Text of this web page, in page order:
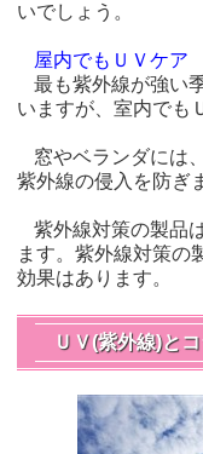
いでしょう。
屋内でもＵＶケア
最も紫外線が強い
いますが、室内でも
窓やベランダには
紫外線の侵入を防ぎ
紫外線対策の製品
ます。紫外線対策の
効果はあります。
ＵＶ(紫外線)と